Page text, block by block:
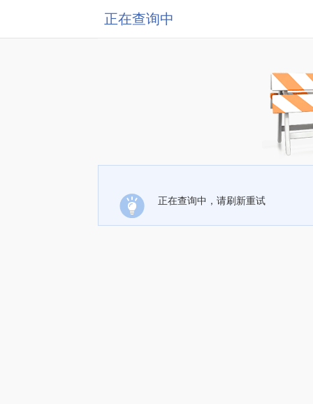
正在查询中
正在查询中，请刷新重试